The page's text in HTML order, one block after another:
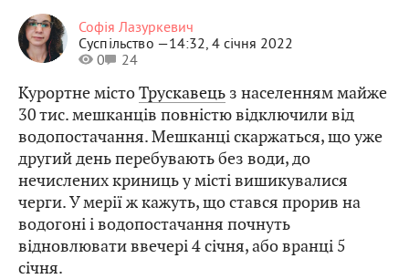
Софія Лазуркевич
Суспільство —14:32, 4 січня 2022
0
24
Курортне містоТрускавець з населенням майже
30 тис. мешканців повністю відключили від
водопостачання. Мешканці скаржаться, що уже
другий день перебувають без води, до
нечислених криниць у місті вишикувалися
черги. У мерії ж кажуть, що стався прорив на
водогоні і водопостачання почнуть
відновлювати ввечері 4 січня, або вранці 5
січня.